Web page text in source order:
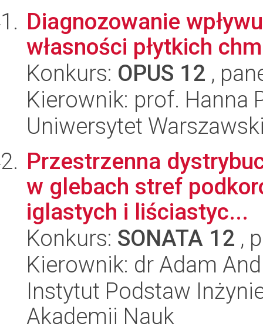
Diagnozowanie
własności płytkich
Konkurs: OPUS 12 ,
Kierownik: prof. Hanna
Uniwersytet
Przestrzenna
w glebach stref
iglastych i liściastyc...
Konkurs: SONATA 12 ,
Kierownik: dr Adam
Instytut Podstaw
Akademii Nauk